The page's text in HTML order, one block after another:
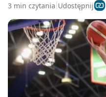
3 min czytania Udostępnij